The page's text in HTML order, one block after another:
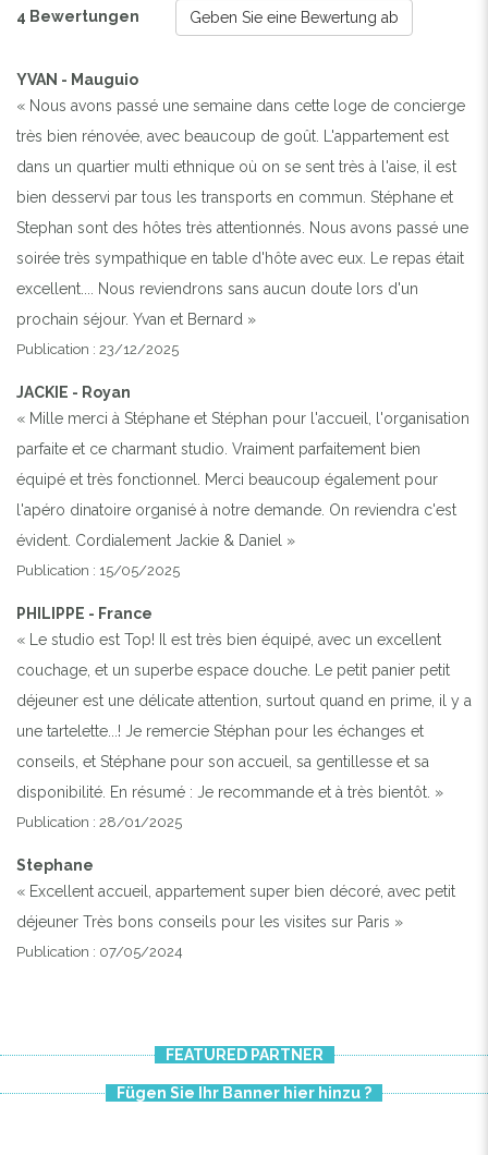
4 Bewertungen Geben Sie eine Bewertung ab
YVAN - Mauguio
« Nous avons passé une semaine dans cette loge de concierge
très bien rénovée, avec beaucoup de goût. L'appartement est
dans un quartier multi ethnique où on se sent très à l'aise, il est
bien desservi par tous les transports en commun. Stéphane et
Stephan sont des hôtes très attentionnés. Nous avons passé une
soirée très sympathique en table d'hôte avec eux. Le repas était
excellent.... Nous reviendrons sans aucun doute lors d'un
prochain séjour. Yvan et Bernard »
Publication : 23/12/2025
JACKIE - Royan
« Mille merci à Stéphane et Stéphan pour l'accueil, l'organisation
parfaite et ce charmant studio. Vraiment parfaitement bien
équipé et très fonctionnel. Merci beaucoup également pour
l'apéro dinatoire organisé à notre demande. On reviendra c'est
évident. Cordialement Jackie & Daniel »
Publication : 15/05/2025
PHILIPPE - France
« Le studio est Top! Il est très bien équipé, avec un excellent
couchage, et un superbe espace douche. Le petit panier petit
déjeuner est une délicate attention, surtout quand en prime, il y a
une tartelette...! Je remercie Stéphan pour les échanges et
conseils, et Stéphane pour son accueil, sa gentillesse et sa
disponibilité. En résumé : Je recommande et à très bientôt. »
Publication : 28/01/2025
Stephane
« Excellent accueil, appartement super bien décoré, avec petit
déjeuner Très bons conseils pour les visites sur Paris »
Publication : 07/05/2024
FEATURED PARTNER
Fügen Sie Ihr Banner hier hinzu ?